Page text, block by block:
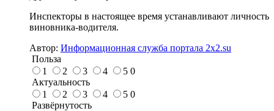
Инспекторы в настоящее время устанавливают личность
виновника-водителя.
Автор: Информационная служба портала 2x2.su
Польза
1
2 3 4 5 0
Актуальность
1
2 3 4 5 0
Развёрнутость